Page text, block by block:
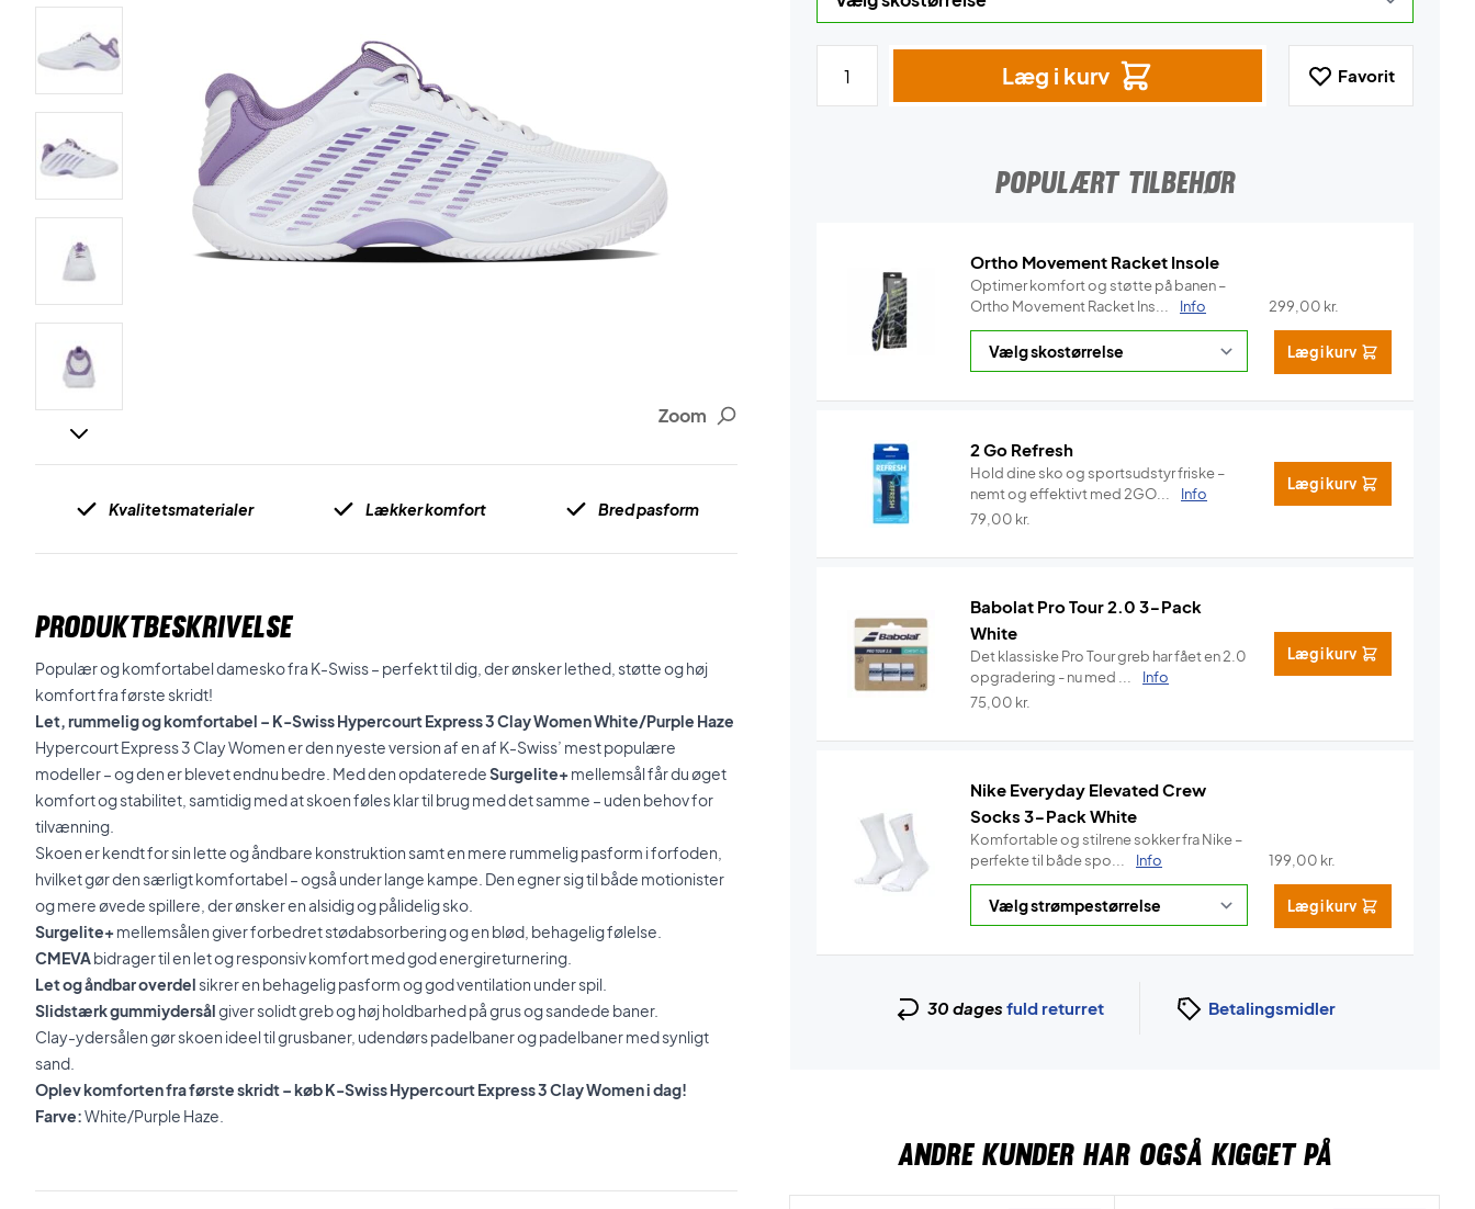
Zoom
Kvalitetsmaterialer Lækker komfort Bred pasform
PRODUKTBESKRIVELSE
Populær og komfortabel damesko fra K-Swiss – perfekt til dig, der ønsker lethed, støtte og høj
komfort fra første skridt!
Let, rummelig og komfortabel – K-Swiss Hypercourt Express 3 Clay Women White/Purple Haze
Hypercourt Express 3 Clay Women er den nyeste version af en af K-Swiss’ mest populære
modeller – og den er blevet endnu bedre. Med den opdateredeSurgelite+mellemsål får du øget
komfort og stabilitet, samtidig med at skoen føles klar til brug med det samme – uden behov for
tilvænning.
Skoen er kendt for sin lette og åndbare konstruktion samt en mere rummelig pasform i forfoden,
hvilket gør den særligt komfortabel – også under lange kampe. Den egner sig til både motionister
og mere øvede spillere, der ønsker en alsidig og pålidelig sko.
Surgelite+mellemsålen giver forbedret stødabsorbering og en blød, behagelig følelse.
CMEVAbidrager til en let og responsiv komfort med god energireturnering.
Let og åndbar overdel sikrer en behagelig pasform og god ventilation under spil.
Slidstærk gummiydersålgiver solidt greb og høj holdbarhed på grus og sandede baner.
Clay-ydersålen gør skoen ideel til grusbaner, udendørs padelbaner og padelbaner med synligt
sand.
Oplev komforten fra første skridt – køb K-Swiss Hypercourt Express 3 Clay Women i dag!
Farve:White/Purple Haze.
Læg i kurv Favorit
POPULÆRT TILBEHØR
Ortho Movement Racket Insole
Optimer komfort og støtte på banen –
Ortho Movement Racket Ins...
Info 299,00 kr.
Læg i kurv
2 Go Refresh
Hold dine sko og sportsudstyr friske –
nemt og effektivt med 2GO...
Info
79,00 kr.
Læg i kurv
Babolat Pro Tour 2.0 3-Pack
White
Det klassiske Pro Tour greb har fået en 2.0
opgradering - nu med ...
Info
75,00 kr.
Læg i kurv
Nike Everyday Elevated Crew
Socks 3-Pack White
Komfortable og stilrene sokker fra Nike –
perfekte til både spo...
Info 199,00 kr.
Læg i kurv
30 dages fuld returret Betalingsmidler
ANDRE KUNDER HAR OGSÅ KIGGET PÅ